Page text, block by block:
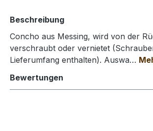
Beschreibung
Concho aus Messing, wird von der
verschraubt oder vernietet
Lieferumfang enthalten). Auswa…
Bewertungen